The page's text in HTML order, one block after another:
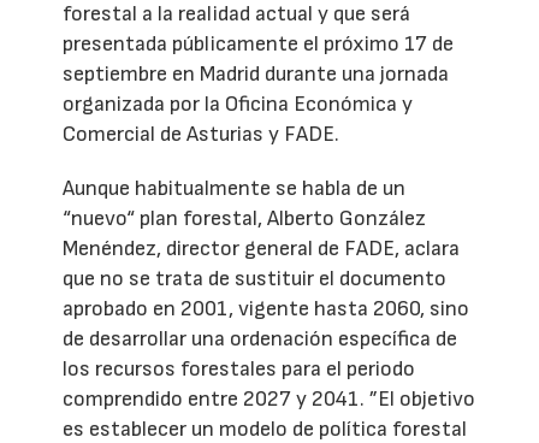
forestal a la realidad actual y que será
presentada públicamente el próximo 17 de
septiembre en Madrid durante una jornada
organizada por la Oficina Económica y
Comercial de Asturias y FADE.
Aunque habitualmente se habla de un
“nuevo“ plan forestal, Alberto González
Menéndez, director general de FADE, aclara
que no se trata de sustituir el documento
aprobado en 2001, vigente hasta 2060, sino
de desarrollar una ordenación específica de
los recursos forestales para el periodo
comprendido entre 2027 y 2041. ”El objetivo
es establecer un modelo de política forestal